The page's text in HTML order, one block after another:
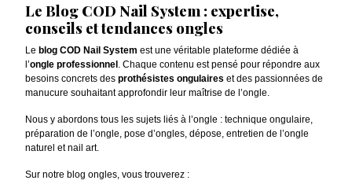
Le Blog COD Nail System : expertise,
conseils et tendances ongles
Le blog COD Nail System est une véritable plateforme dédiée à
l’ongle professionnel . Chaque contenu est pensé pour répondre aux
besoins concrets desprothésistes ongulaires et des passionnées de
manucure souhaitant approfondir leur maîtrise de l’ongle.
Nous y abordons tous les sujets liés à l’ongle : technique ongulaire,
préparation de l’ongle, pose d’ongles, dépose, entretien de l’ongle
naturel et nail art.
Sur notre blog ongles, vous trouverez :